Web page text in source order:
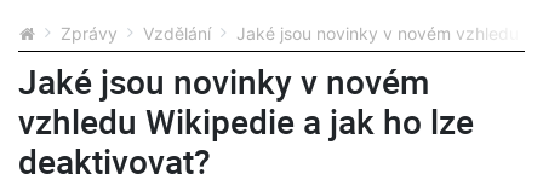
Zprávy Vzdělání Jaké jsou novinky v novém vzhledu
Jaké jsou novinky v novém
vzhledu Wikipedie a jak ho lze
deaktivovat?